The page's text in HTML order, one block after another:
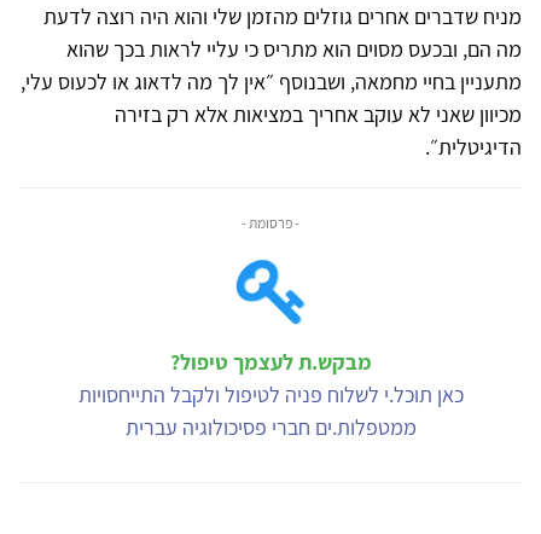
מניח שדברים אחרים גוזלים מהזמן שלי והוא היה רוצה לדעת
מה הם, ובכעס מסוים הוא מתריס כי עליי לראות בכך שהוא
מתעניין בחיי מחמאה, ושבנוסף ״אין לך מה לדאוג או לכעוס עלי,
מכיוון שאני לא עוקב אחריך במציאות אלא רק בזירה
הדיגיטלית״.
- פרסומת -
מבקש.ת לעצמך טיפול?
כאן תוכל.י לשלוח פניה לטיפול ולקבל התייחסויות
ממטפלות.ים חברי פסיכולוגיה עברית